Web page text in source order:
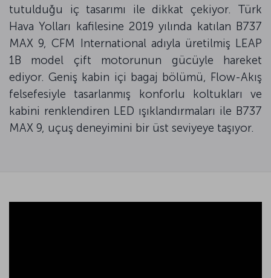
tutulduğu iç tasarımı ile dikkat çekiyor. Türk
Hava Yolları kafilesine 2019 yılında katılan B737
MAX 9, CFM International adıyla üretilmiş LEAP
1B model çift motorunun gücüyle hareket
ediyor. Geniş kabin içi bagaj bölümü, Flow-Akış
felsefesiyle tasarlanmış konforlu koltukları ve
kabini renklendiren LED ışıklandırmaları ile B737
MAX 9, uçuş deneyimini bir üst seviyeye taşıyor.